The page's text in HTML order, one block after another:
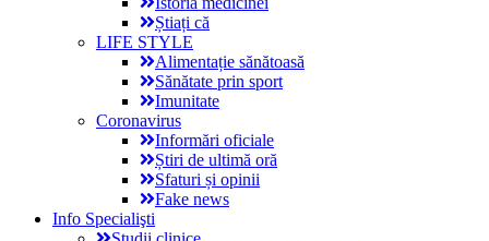
Știați că
LIFE STYLE
Alimentație sănătoasă
Sănătate prin sport
Imunitate
Coronavirus
Informări oficiale
Știri de ultimă oră
Sfaturi și opinii
Fake news
Info Specialişti